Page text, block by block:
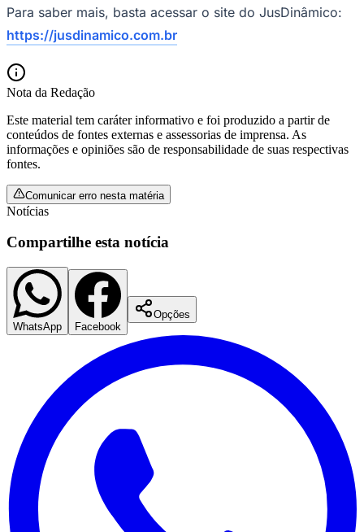
Santos
Para saber mais, basta acessar o site do JusDinâmico:
https://jusdinamico.com.br
Nota da Redação
Este material tem caráter informativo e foi produzido a partir de
conteúdos de fontes externas e assessorias de imprensa. As
informações e opiniões são de responsabilidade de suas respectivas
fontes.
Comunicar erro nesta matéria
Notícias
Compartilhe esta notícia
WhatsApp Facebook
Opções